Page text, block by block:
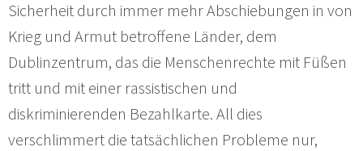
Sicherheit durch immer mehr Abschiebungen in von
Krieg und Armut betroffene Länder, dem
Dublinzentrum, das die Menschenrechte mit Füßen
tritt und mit einer rassistischen und
diskriminierenden Bezahlkarte. All dies
verschlimmert die tatsächlichen Probleme nur,